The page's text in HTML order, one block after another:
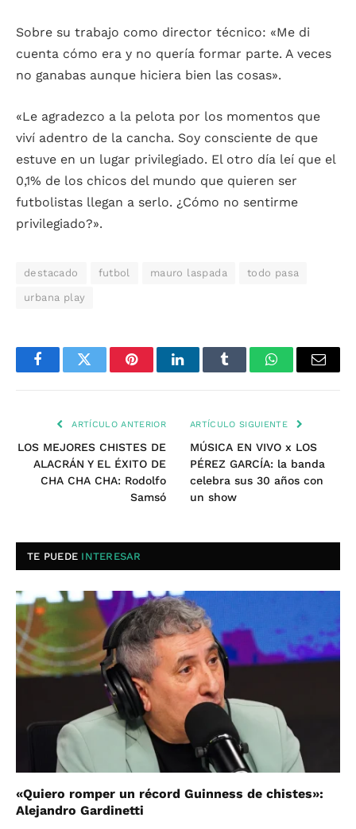
Sobre su trabajo como director técnico: «Me di
cuenta cómo era y no quería formar parte. A veces
no ganabas aunque hiciera bien las cosas».
«Le agradezco a la pelota por los momentos que
viví adentro de la cancha. Soy consciente de que
estuve en un lugar privilegiado. El otro día leí que el
0,1% de los chicos del mundo que quieren ser
futbolistas llegan a serlo. ¿Cómo no sentirme
privilegiado?».
destacado futbol mauro laspada todo pasa
urbana play
FacebookTwitter PinterestLinkedInTumblr WhatsAppEmail
ARTÍCULO ANTERIOR
LOS MEJORES CHISTES DE
ALACRÁN Y EL ÉXITO DE
CHA CHA CHA: Rodolfo
Samsó
ARTÍCULO SIGUIENTE
MÚSICA EN VIVO x LOS
PÉREZ GARCÍA: la banda
celebra sus 30 años con
un show
TE PUEDE INTERESAR
«Quiero romper un récord Guinness de chistes»:
Alejandro Gardinetti